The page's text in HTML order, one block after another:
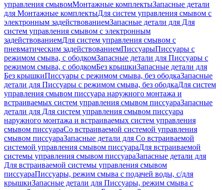
управления смывомМонтажные комплектыЗапасные детали
для Монтажные комплектыДля систем управления смывом с
электронным задействованиемЗапасные детали для Для
систем управления смывом с электронным
задействованиемДля систем управления смывом с
пневматическим задействованиемПиссуарыПиссуары с
режимом смыва, с ободкомЗапасные детали для Писсуары с
режимом смыва, с ободкомБез крышкиЗапасные детали для
Без крышкиПиссуары с режимом смыва, без ободкаЗапасные
детали для Писсуары с режимом смыва, без ободкаДля систем
управления смывом писсуара наружного монтажа и
встраиваемых систем управления смывом писсуараЗапасные
детали для Для систем управления смывом писсуара
наружного монтажа и встраиваемых систем управления
смывом писсуараСо встраиваемой системой управления
смывом писсуараЗапасные детали для Со встраиваемой
системой управления смывом писсуараДля встраиваемой
системы управления смывом писсуараЗапасные детали для
Для встраиваемой системы управления смывом
писсуараПиссуары, режим смыва с подачей воды, с/для
крышкиЗапасные детали для Писсуары, режим смыва с